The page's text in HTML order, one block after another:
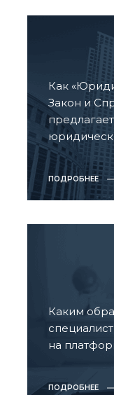
Как
Закон и
ПОДРОБНЕЕ
Каким
на
ПОДРОБНЕЕ